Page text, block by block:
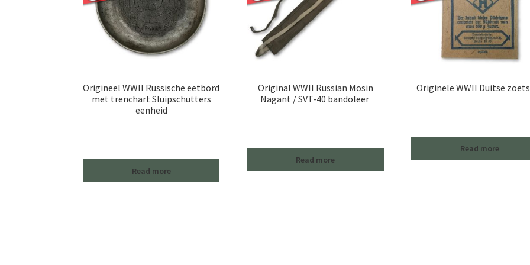
Origineel WWII Russische eetbord
met trenchart Sluipschutters
eenheid
Read more
Original WWII Russian Mosin
Nagant / SVT-40 bandoleer
Read more
Originele WWII Duitse
Read more